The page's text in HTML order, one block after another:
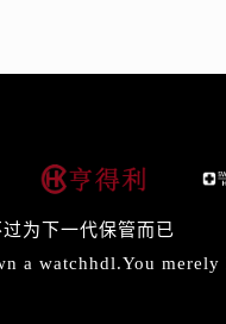
都区解放路售后服务中心
区永宁中路与建设街交
区怡西路与鄯阳西街交
区和平东街与七一南路
为下一代保管而已
a watchhdl.You